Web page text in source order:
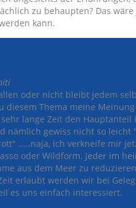
zu behaupten? Das
kann.
oder nicht bleibt jedem
diesem Thema meine
lange Zeit den Hauptanteil
nämlich gewiss nicht so leicht
.....naja, ich verkneife mir
oder Wildform. Jeder im
aus dem Meer zu
erlaubt werden wir bei
es uns einfach interessiert.